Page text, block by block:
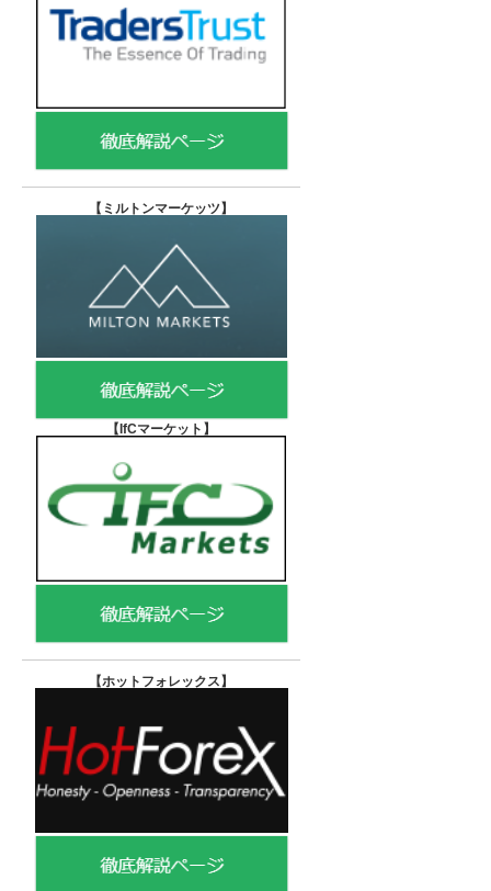
【 ミルトンマーケッツ】
【IfCマーケット 】
【ホットフォレックス 】